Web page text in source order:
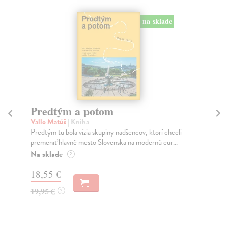
na sklade
Predtým a potom
Vallo Matúš| Kniha
Predtým tu bola vízia skupiny nadšencov, ktorí chceli
premeniť hlavné mesto Slovenska na modernú eur...
Na sklade ?
18,55 €
19,95 € ?